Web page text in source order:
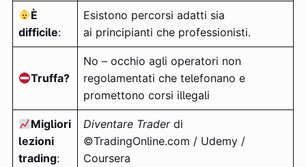
È
difficile:
Esistono percorsi adatti sia
ai principianti che professionisti.
Truffa?
No – occhio agli operatori non
regolamentati che telefonano e
promettono corsi illegali
Migliori
lezioni
trading:
Diventare Traderdi
©TradingOnline.com / Udemy /
Coursera